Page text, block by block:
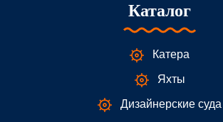
Каталог
Катера
Яхты
Дизайнерские суда